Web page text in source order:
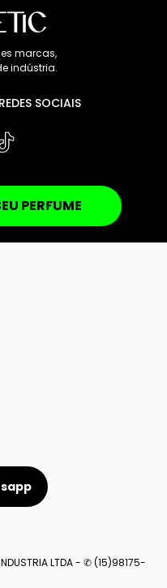
marcas,
indústria.
SOCIAIS
PERFUME
LTDA - ✆ (15)98175-